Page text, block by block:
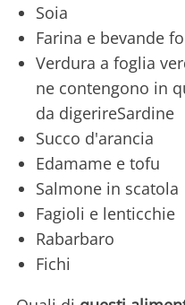
Soia
Farina e bevande
Verdura a foglia
ne contengono in
da digerireSardine
Succo d'arancia
Edamame e tofu
Salmone in scatola
Fagioli e lenticchie
Rabarbaro
Fichi